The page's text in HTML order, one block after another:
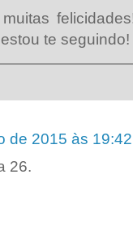
te
de 2015 às 19:42
26.